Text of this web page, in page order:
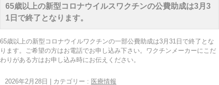
65歳以上の新型コロナウイルスワクチンの公費助成は3月3
1日で終了となります。
65歳以上の新型コロナウイルワクチンの一部公費助成は3月31日で終了とな
ります。ご希望の方はお電話でお申し込み下さい。ワクチンメーカーにこだ
わりがある方はお申し込み時にお伝えください。
2026年2月28日 カテゴリー : 医療情報